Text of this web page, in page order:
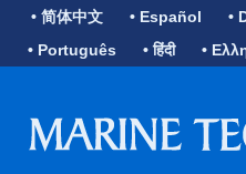
• 简体中文 • Español •
• Português
• हिंदी •